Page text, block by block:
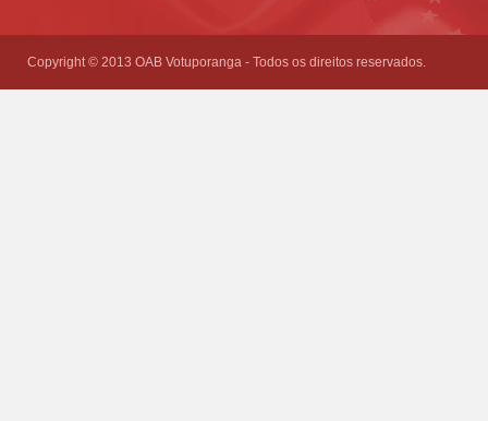
Copyright © 2013 OAB Votuporanga - Todos os direitos reservados.